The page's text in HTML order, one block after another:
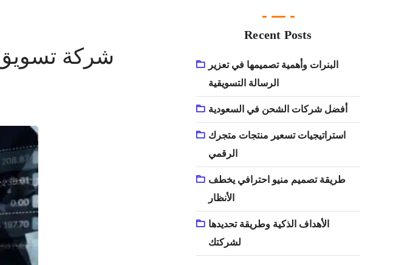
شركة
Recent Posts
البنرات وأهمية تصميمها في تعزير
الرسالة التسويقية
أفضل شركات الشحن في السعودية
استراتيجيات تسعير منتجات متجرك
الرقمي
طريقة تصميم منيو احترافي يخطف
الأنظار
الأهداف الذكية وطريقة تحديدها
لشركتك